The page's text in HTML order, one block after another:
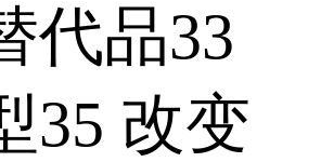
代品33
35 改变